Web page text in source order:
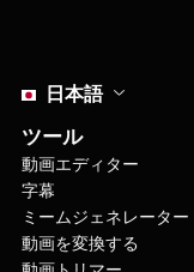
動画エディター
字幕
ミームジェネレーター
動画を変換する
動画トリマー